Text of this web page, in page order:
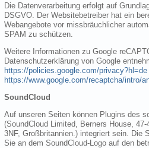
Die Datenverarbeitung erfolgt auf
DSGVO. Der Websitebetreiber hat ein
Webangebote vor missbräuchlicher
SPAM zu schützen.
Weitere Informationen zu Google
Datenschutzerklärung von Google
https://policies.google.com/privacy?hl=de
https://www.google.com/recaptcha/intro/
SoundCloud
Auf unseren Seiten können Plugins des
(SoundCloud Limited, Berners House,
3NF, Großbritannien.) integriert sein. Die
Sie an dem SoundCloud-Logo auf den